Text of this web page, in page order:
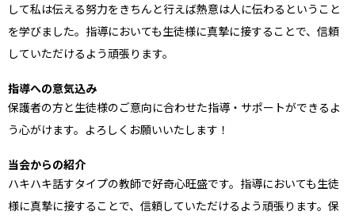
して私は伝える努力をきちんと行えば熱意は人に伝わるということ
を学びました。指導においても生徒様に真摯に接することで、信頼
していただけるよう頑張ります。
指導への意気込み
保護者の方と生徒様のご意向に合わせた指導・サポートができるよ
う心がけます。よろしくお願いいたします！
当会からの紹介
ハキハキ話すタイプの教師で好奇心旺盛です。指導においても生徒
様に真摯に接することで、信頼していただけるよう頑張ります。保